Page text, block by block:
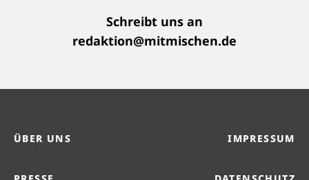
Schreibt uns an
redaktion@mitmischen.de
ÜBER UNS IMPRESSUM